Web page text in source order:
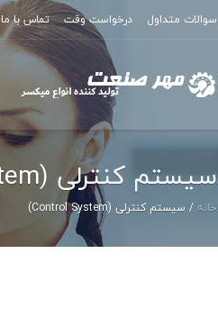
سوالات متداول درخواست وقت تماس با ما
سیستم کنترلی (Control System)
خانه/ سیستم کنترلی (Control System)